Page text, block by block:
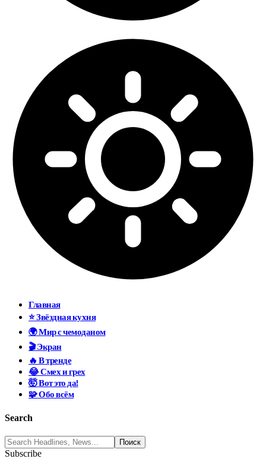
Главная
⭐ Звёздная кухня
🌍 Мир с чемоданом
🎬 Экран
🔥 В тренде
😂 Смех и грех
🤯 Вот это да!
🧩 Обо всём
Search
Subscribe